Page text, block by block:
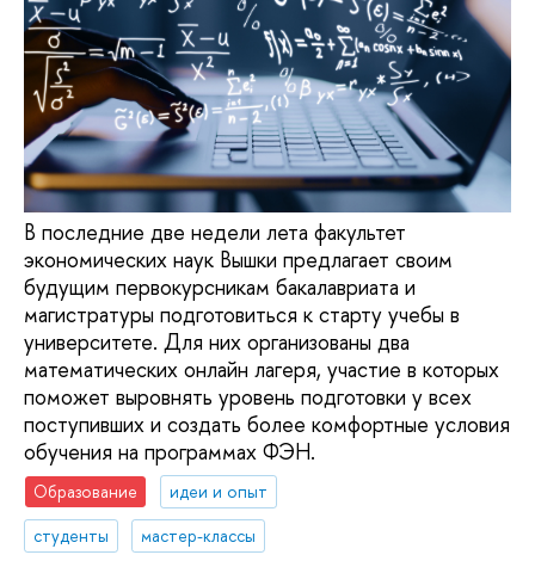
В последние две недели лета факультет
экономических наук Вышки предлагает своим
будущим первокурсникам бакалавриата и
магистратуры подготовиться к старту учебы в
университете. Для них организованы два
математических онлайн лагеря, участие в которых
поможет выровнять уровень подготовки у всех
поступивших и создать более комфортные условия
обучения на программах ФЭН.
Образование
идеи и опыт
студенты
мастер-классы